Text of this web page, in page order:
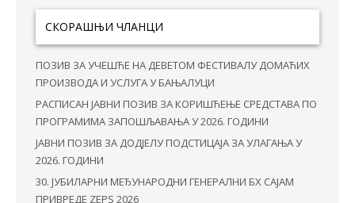
СКОРАШЊИ ЧЛАНЦИ
ПОЗИВ ЗА УЧЕШЋЕ НА ДЕВЕТОМ ФЕСТИВАЛУ ДОМАЋИХ
ПРОИЗВОДА И УСЛУГА У БАЊАЛУЦИ
РАСПИСАН ЈАВНИ ПОЗИВ ЗА КОРИШЋЕЊЕ СРЕДСТАВА ПО
ПРОГРАМИМА ЗАПОШЉАВАЊА У 2026. ГОДИНИ
ЈАВНИ ПОЗИВ ЗА ДОДЈЕЛУ ПОДСТИЦАЈА ЗА УЛАГАЊА У
2026. ГОДИНИ
30. ЈУБИЛАРНИ МЕЂУНАРОДНИ ГЕНЕРАЛНИ БХ САЈАМ
ПРИВРЕДЕ ZEPS 2026